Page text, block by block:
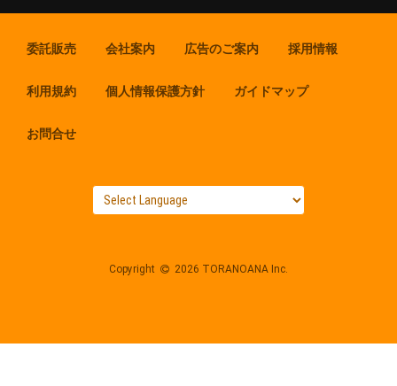
委託販売 会社案内 広告のご案内 採用情報
利用規約 個人情報保護方針 ガイドマップ
お問合せ
Copyright 2026 TORANOANA Inc.